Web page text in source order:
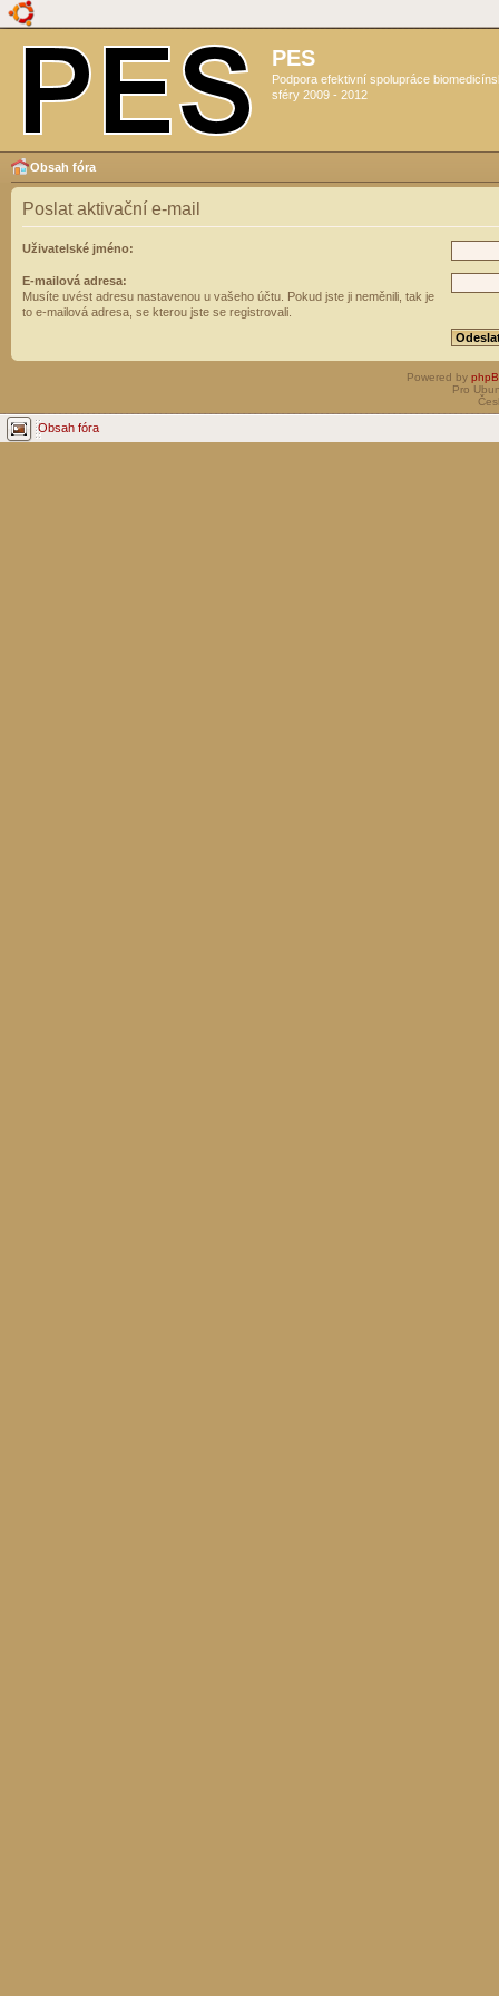
PES
Podpora efektivní spolupráce
sféry 2009 - 2012
Obsah fóra
Poslat aktivační e-mail
Uživatelské jméno:
E-mailová adresa:
Musíte uvést adresu nastavenou u vašeho účtu. Pokud jste ji neměnili, tak je
to e-mailová adresa, se kterou jste se registrovali.
Powered by
Pro
Obsah fóra